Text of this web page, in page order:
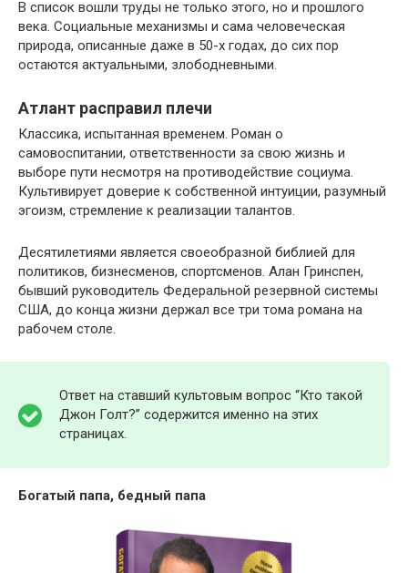
В список вошли труды не только этого, но и прошлого
века. Социальные механизмы и сама человеческая
природа, описанные даже в 50-х годах, до сих пор
остаются актуальными, злободневными.
Атлант расправил плечи
Классика, испытанная временем. Роман о
самовоспитании, ответственности за свою жизнь и
выборе пути несмотря на противодействие социума.
Культивирует доверие к собственной интуиции, разумный
эгоизм, стремление к реализации талантов.
Десятилетиями является своеобразной библией для
политиков, бизнесменов, спортсменов. Алан Гринспен,
бывший руководитель Федеральной резервной системы
США, до конца жизни держал все три тома романа на
рабочем столе.
Ответ на ставший культовым вопрос “Кто такой
Джон Голт?” содержится именно на этих
страницах.
Богатый папа, бедный папа